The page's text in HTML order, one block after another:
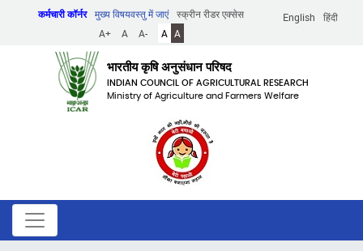
English हिंदी
कर्मचारी कॉर्नर मुख्य विषयवस्तु में जाएं
स्क्रीन रीडर एक्सेस
A+
A A- A A
भारतीय कृषि अनुसंधान परिषद
INDIAN COUNCIL OF AGRICULTURAL RESEARCH
Ministry of Agriculture and Farmers Welfare